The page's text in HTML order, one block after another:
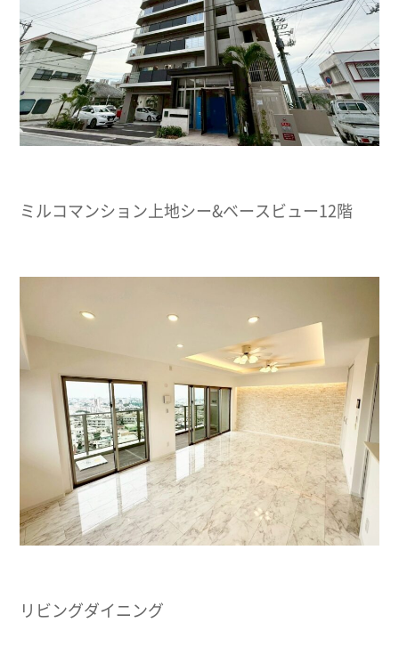
ミルコマンション上地シー&ベースビュー12階
リビングダイニング